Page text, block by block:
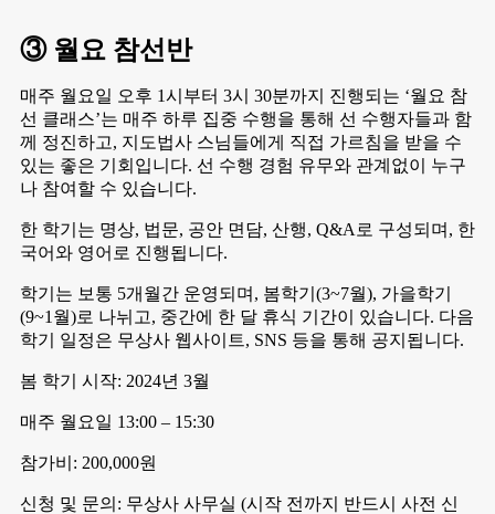
③ 월요 참선반
매주 월요일 오후 1시부터 3시 30분까지 진행되는 ‘월요 참
선 클래스’는 매주 하루 집중 수행을 통해 선 수행자들과 함
께 정진하고, 지도법사 스님들에게 직접 가르침을 받을 수
있는 좋은 기회입니다. 선 수행 경험 유무와 관계없이 누구
나 참여할 수 있습니다.
한 학기는 명상, 법문, 공안 면담, 산행, Q&A로 구성되며, 한
국어와 영어로 진행됩니다.
학기는 보통 5개월간 운영되며, 봄학기(3~7월), 가을학기
(9~1월)로 나뉘고, 중간에 한 달 휴식 기간이 있습니다. 다음
학기 일정은 무상사 웹사이트, SNS 등을 통해 공지됩니다.
봄 학기 시작: 2024년 3월
매주 월요일 13:00 – 15:30
참가비: 200,000원
신청 및 문의: 무상사 사무실 (시작 전까지 반드시 사전 신